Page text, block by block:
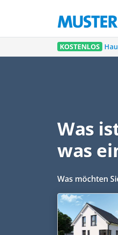
KOSTENLOS
Was
was
Was möchten